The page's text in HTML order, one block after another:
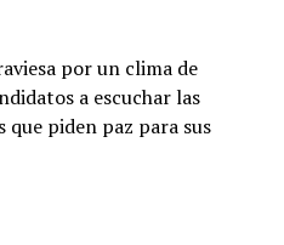
por un clima de
a escuchar las
que piden paz para sus